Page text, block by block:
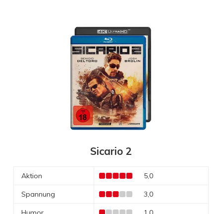
Sicario 2
Aktion 5,0
Spannung 3,0